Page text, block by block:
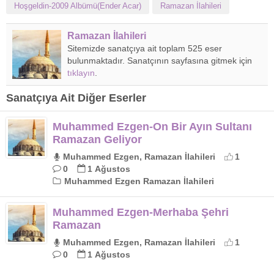
Hoşgeldin-2009 Albümü(Ender Acar) Ramazan İlahileri
Ramazan İlahileri
Sitemizde sanatçıya ait toplam 525 eser
bulunmaktadır. Sanatçının sayfasına gitmek için
tıklayın
Sanatçıya Ait Diğer Eserler
Muhammed Ezgen-On Bir Ayın Sultanı
Ramazan Geliyor
Muhammed Ezgen, Ramazan İlahileri
1
0
1 Ağustos
Muhammed Ezgen Ramazan İlahileri
Muhammed Ezgen-Merhaba Şehri
Ramazan
Muhammed Ezgen, Ramazan İlahileri
1
0
1 Ağustos